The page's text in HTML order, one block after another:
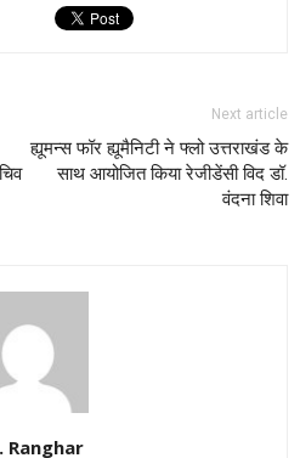
Next article
ह्यूमन्स फॉर ह्यूमैनिटी ने फ्लो उत्तराखंड के
साथ आयोजित किया रेजीडेंसी विद डॉ.
वंदना शिवा
Ranghar